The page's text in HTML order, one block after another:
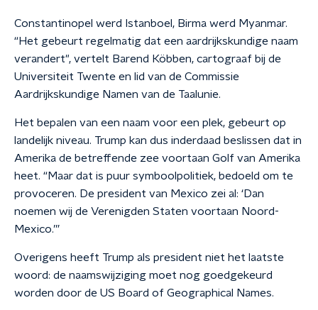
Constantinopel werd Istanboel, Birma werd Myanmar.
“Het gebeurt regelmatig dat een aardrijkskundige naam
verandert", vertelt Barend Köbben, cartograaf bij de
Universiteit Twente en lid van de Commissie
Aardrijkskundige Namen van de Taalunie.
Het bepalen van een naam voor een plek, gebeurt op
landelijk niveau. Trump kan dus inderdaad beslissen dat in
Amerika de betreffende zee voortaan Golf van Amerika
heet. “Maar dat is puur symboolpolitiek, bedoeld om te
provoceren. De president van Mexico zei al: ‘Dan
noemen wij de Verenigden Staten voortaan Noord-
Mexico.’”
Overigens heeft Trump als president niet het laatste
woord: de naamswijziging moet nog goedgekeurd
worden door de US Board of Geographical Names.